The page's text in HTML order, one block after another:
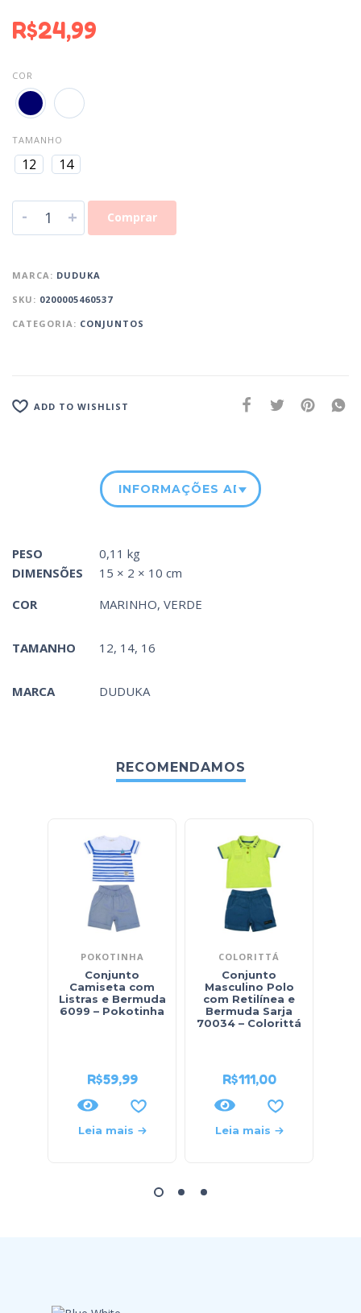
R$24,99
COR
TAMANHO
12 14
- + Comprar
MARCA: DUDUKA
SKU: 0200005460537
CATEGORIA: CONJUNTOS
ADD TO WISHLIST
INFORMAÇÕES ADICIONAIS
PESO
0,11 kg
DIMENSÕES
15 × 2 × 10 cm
COR
MARINHO, VERDE
TAMANHO 12, 14, 16
MARCA DUDUKA
RECOMENDAMOS
POKOTINHA
Conjunto
Camiseta com
Listras e Bermuda
6099 – Pokotinha
R$59,99
Leia mais
COLORITTÁ
Conjunto
Masculino Polo
com Retilínea e
Bermuda Sarja
70034 – Colorittá
R$111,00
Leia mais